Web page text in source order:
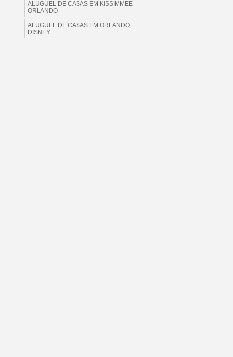
ALUGUEL DE CASAS EM KISSIMMEE
ORLANDO
ALUGUEL DE CASAS EM ORLANDO
DISNEY